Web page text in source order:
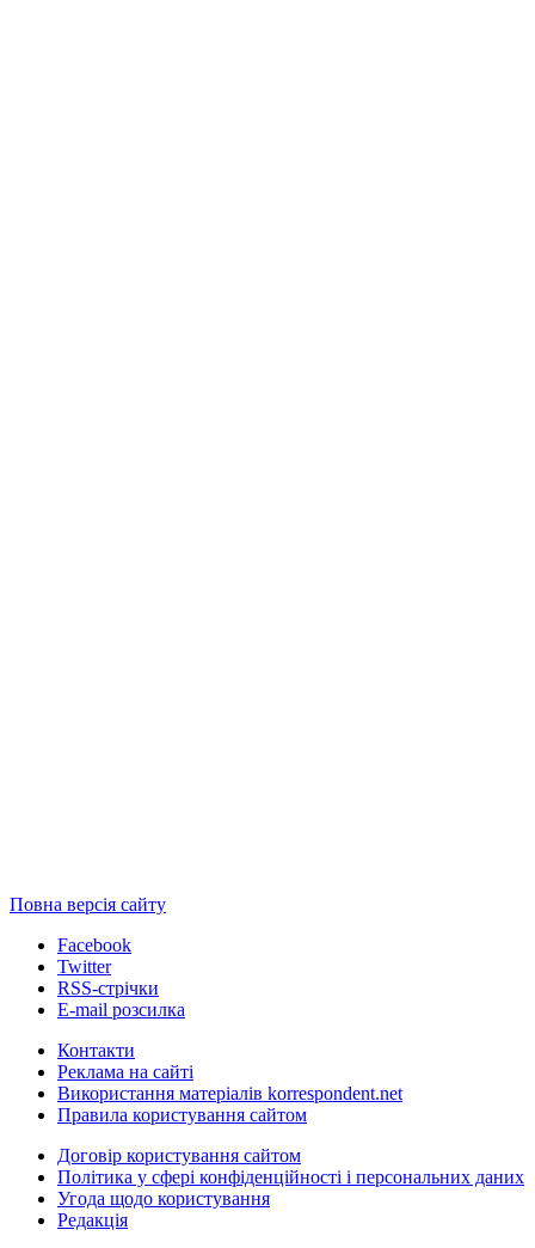
Повна версія сайту
Facebook
Twitter
RSS-стрічки
E-mail розсилка
Контакти
Реклама на сайті
Використання матеріалів korrespondent.net
Правила користування сайтом
Договір користування сайтом
Політика у сфері конфіденційності і персональних даних
Угода щодо користування
Редакція